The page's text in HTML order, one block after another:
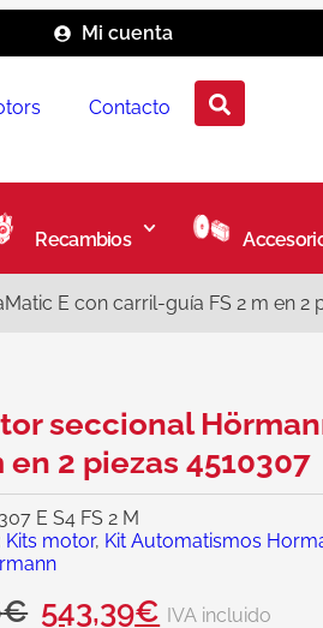
Mi cuenta
Contacto
Recambios
E con carril-guía FS 2 m en 2
seccional
en 2 piezas 4510307
E S4 FS 2 M
Kits motor, Kit Automatismos
€ 543,39€ IVA incluido